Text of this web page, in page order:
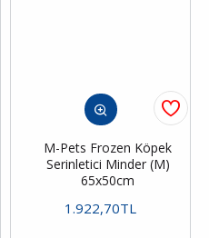
M-Pets Frozen Köpek
Serinletici Minder (M)
65x50cm
1.922,70TL